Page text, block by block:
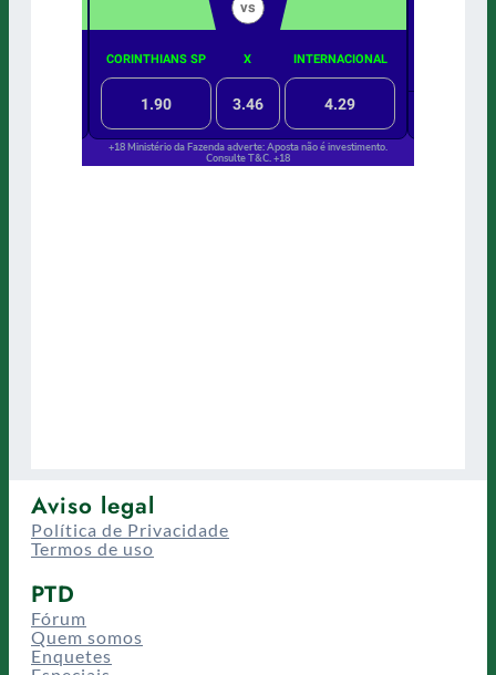
Aviso legal
Política de Privacidade
Termos de uso
PTD
Fórum
Quem somos
Enquetes